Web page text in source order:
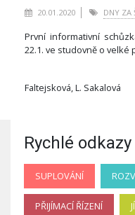
20.01.2020 DNY ZA
První informativní
22.1. ve studovně o velké
Faltejsková, L. Sakalová
Rychlé odkazy
SUPLOVÁNÍ
PŘIJÍMACÍ ŘÍZENÍ